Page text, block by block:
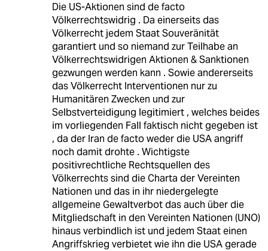
Die US-Aktionen sind de facto
Völkerrechtswidrig . Da einerseits das
Völkerrecht jedem Staat Souveränität
garantiert und so niemand zur Teilhabe an
Völkerrechtswidrigen Aktionen & Sanktionen
gezwungen werden kann . Sowie andererseits
das Völkerrecht Interventionen nur zu
Humanitären Zwecken und zur
Selbstverteidigung legitimiert , welches beides
im vorliegenden Fall faktisch nicht gegeben ist
, da der Iran de facto weder die USA angriff
noch damit drohte . Wichtigste
positivrechtliche Rechtsquellen des
Völkerrechts sind die Charta der Vereinten
Nationen und das in ihr niedergelegte
allgemeine Gewaltverbot das auch über die
Mitgliedschaft in den Vereinten Nationen (UNO)
hinaus verbindlich ist und jedem Staat einen
Angriffskrieg verbietet wie ihn die USA gerade